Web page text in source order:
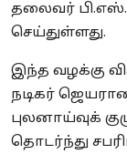
தலைவர் பி.எஸ்.
செய்துள்ளது.
இந்த வழக்கு
நடிகர்
புலனாய்வுக்
தொடர்ந்து